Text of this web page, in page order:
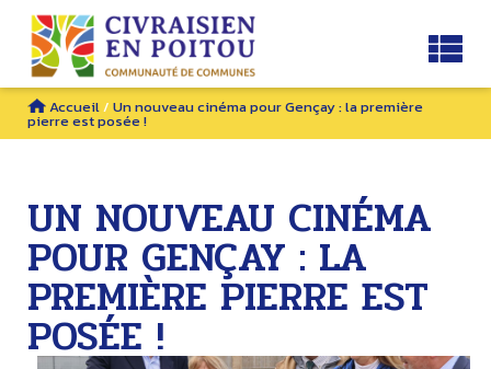
Accueil/ Un nouveau cinéma pour Gençay : la première
pierre est posée !
UN NOUVEAU CINÉMA
POUR GENÇAY : LA
PREMIÈRE PIERRE EST
POSÉE !